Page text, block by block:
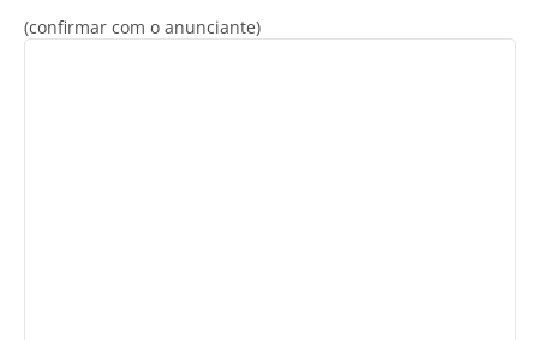
(confirmar com o anunciante)